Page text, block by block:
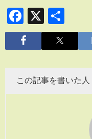
Facebook
X
有
この記事を書いた人